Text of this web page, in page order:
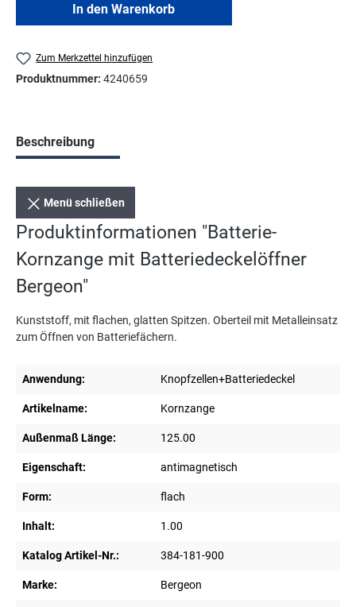
In den Warenkorb
Zum Merkzettel hinzufügen
Produktnummer: 4240659
Beschreibung
Menü schließen
Produktinformationen "Batterie-
Kornzange mit Batteriedeckelöffner
Bergeon"
Kunststoff, mit flachen, glatten Spitzen. Oberteil mit Metalleinsatz
zum Öffnen von Batteriefächern.
Anwendung: Knopfzellen+Batteriedeckel
Artikelname: Kornzange
Außenmaß Länge: 125.00
Eigenschaft: antimagnetisch
Form: flach
Inhalt: 1.00
Katalog Artikel-Nr.: 384-181-900
Marke: Bergeon